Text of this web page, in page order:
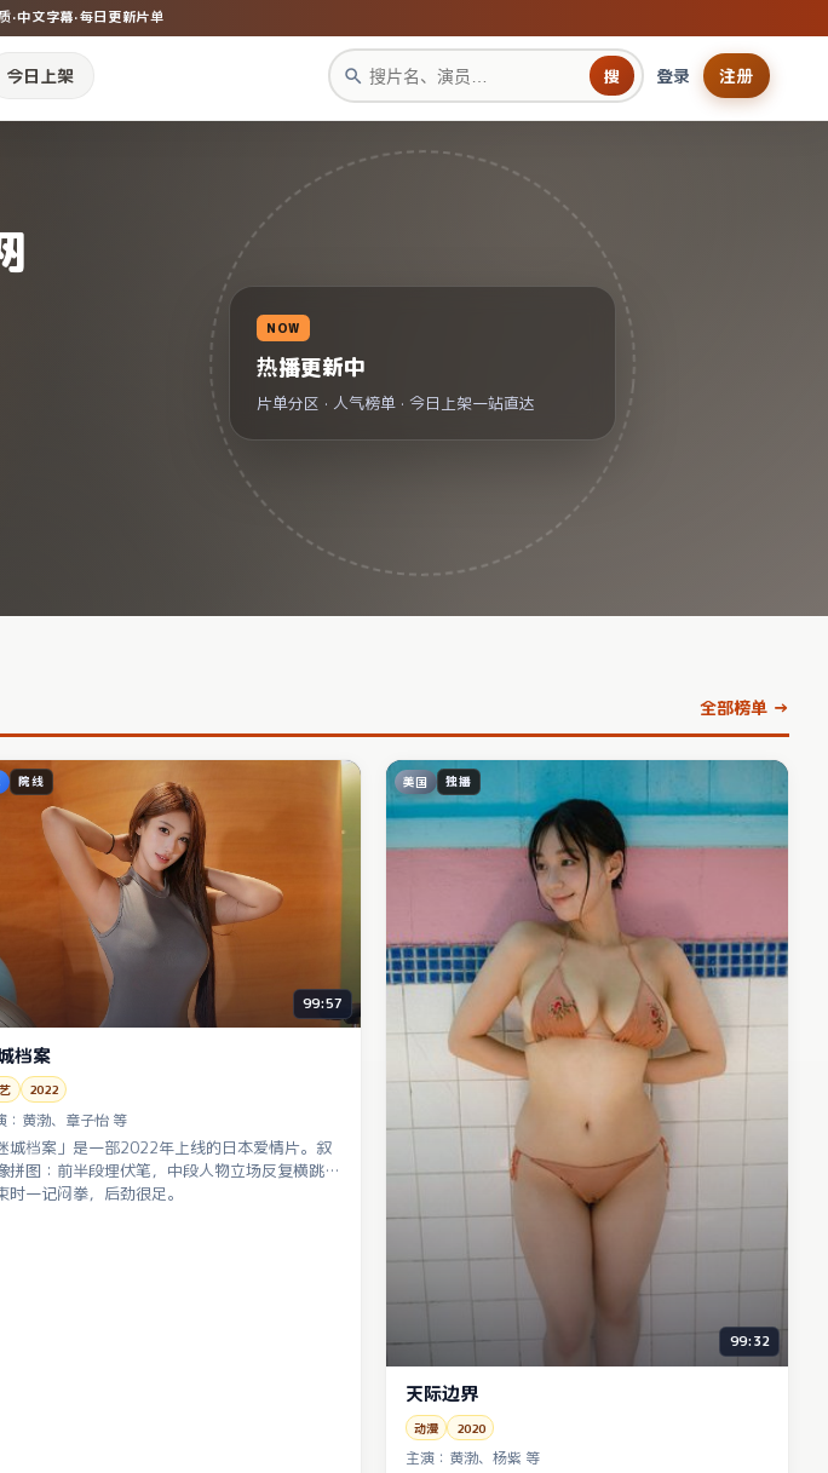
·中文字幕·每日更新片单
今日上架 搜 登录 注册
NOW
热播更新中
片单分区 · 人气榜单 · 今日上架一站直达
全部榜单 →
院线
99:57
档案
2022
黄渤、章子怡 等
城档案」是一部2022年上线的日本爱情片。叙
拼图：前半段埋伏笔，中段人物立场反复横跳，
时一记闷拳，后劲很足。
美国 独播
99:32
天际边界
动漫 2020
主演： 黄渤、杨紫 等